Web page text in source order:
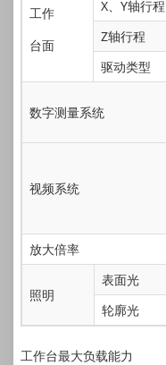
工作
台面
X、Y轴行程
Z轴行程
驱动类型
数字测量系统
视频系统
放大倍率
照明
表面光
轮廓光
工作台最大负载能力